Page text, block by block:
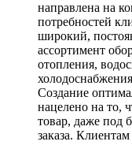
направлена на
потребностей
широкий,
ассортимент
отопления,
Создание
нацелено на то,
товар, даже под
заказа.